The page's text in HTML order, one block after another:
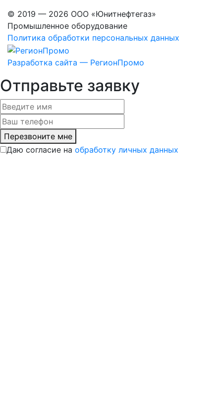
© 2019 — 2026 ООО «Юнитнефтегаз»
Промышленное оборудование
Политика обработки персональных данных
Разработка сайта — РегионПромо
Отправьте заявку
Перезвоните мне
Даю согласие на обработку личных данных